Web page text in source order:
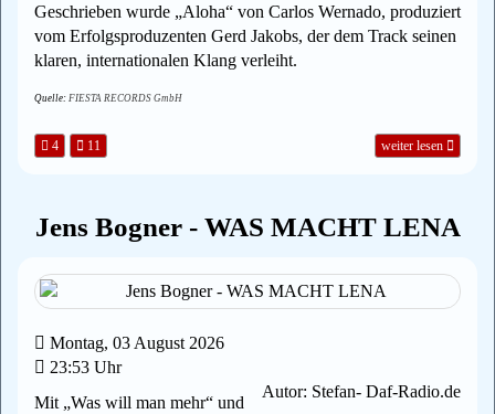
Geschrieben wurde „Aloha“ von Carlos Wernado, produziert
vom Erfolgsproduzenten Gerd Jakobs, der dem Track seinen
klaren, internationalen Klang verleiht.
Quelle: FIESTA RECORDS GmbH
4 11 weiter lesen
Jens Bogner - WAS MACHT LENA
Montag, 03 August 2026
23:53 Uhr
Autor: Stefan- Daf-Radio.de
Mit „Was will man mehr“ und